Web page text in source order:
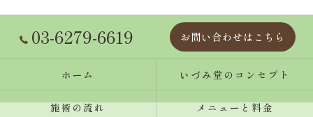
03-6279-6619 お問い合わせはこちら
ホーム いづみ堂のコンセプト
施術の流れ メニューと料金